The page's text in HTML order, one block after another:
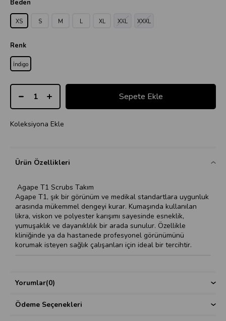
Beden
XS S M L XL XXL XXXL
Renk
İndigo
Koleksiyona Ekle
Ürün Özellikleri
Agape T1 Scrubs Takım
Agape T1, şık bir görünüm ve medikal standartlara uygunluk
arasında mükemmel dengeyi kurar. Kumaşında kullanılan
likra, viskon ve polyester karışımı sayesinde esneklik,
yumuşaklık ve dayanıklılık bir arada sunulur. Özellikle
kliniğinde ya da hastanede profesyonel görünümünü
korumak isteyen sağlık çalışanları için ideal bir tercihtir.
Yorumlar(0)
Ödeme Seçenekleri